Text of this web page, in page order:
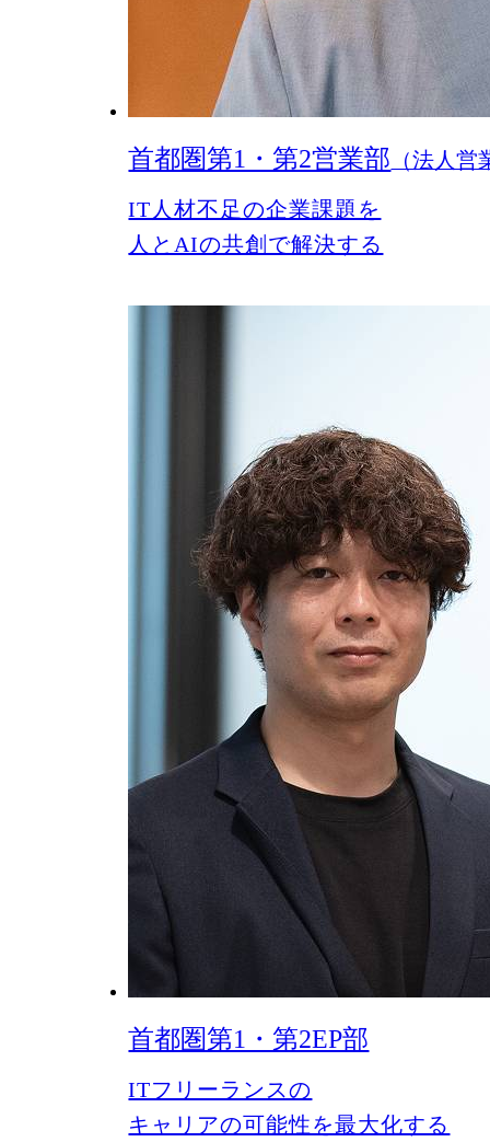
首都圏第1・第2営業部 （法人営
IT人材不足の企業課題を
人とAIの共創で解決する
首都圏第1・第2EP部
ITフリーランスの
キャリアの可能性を最大化する